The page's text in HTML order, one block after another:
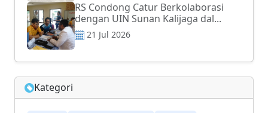
RS Condong Catur Berkolaborasi
dengan UIN Sunan Kalijaga dal...
21 Jul 2026
Kategori